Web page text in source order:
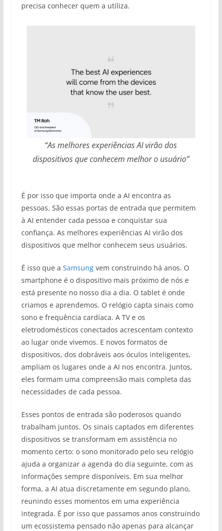
precisa conhecer quem a utiliza.
“As melhores experiências AI virão dos
dispositivos que conhecem melhor o usuário”
É por isso que importa onde a AI encontra as
pessoas. São essas portas de entrada que permitem
à AI entender cada pessoa e conquistar sua
confiança. As melhores experiências AI virão dos
dispositivos que melhor conhecem seus usuários.
É isso que a Samsungvem construindo há anos. O
smartphone é o dispositivo mais próximo de nós e
está presente no nosso dia a dia. O tablet é onde
criamos e aprendemos. O relógio capta sinais como
sono e frequência cardíaca. A TV e os
eletrodomésticos conectados acrescentam contexto
ao lugar onde vivemos. E novos formatos de
dispositivos, dos dobráveis aos óculos inteligentes,
ampliam os lugares onde a AI nos encontra. Juntos,
eles formam uma compreensão mais completa das
necessidades de cada pessoa.
Esses pontos de entrada são poderosos quando
trabalham juntos. Os sinais captados em diferentes
dispositivos se transformam em assistência no
momento certo: o sono monitorado pelo seu relógio
ajuda a organizar a agenda do dia seguinte, com as
informações sempre disponíveis. Em sua melhor
forma, a AI atua discretamente em segundo plano,
reunindo esses momentos em uma experiência
integrada. É por isso que passamos anos construindo
um ecossistema pensado não apenas para alcançar